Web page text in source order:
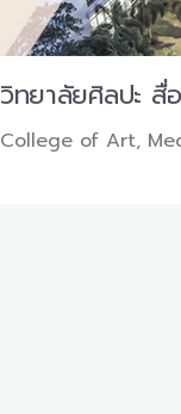
วิทยาลัยศิลปะ สื่
College of Art,